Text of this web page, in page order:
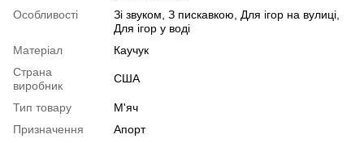
Особливості
Зі звуком, З пискавкою, Для ігор на вулиці,
Для ігор у воді
Матеріал
Каучук
Страна
виробник
США
Тип товару
М'яч
Призначення
Апорт